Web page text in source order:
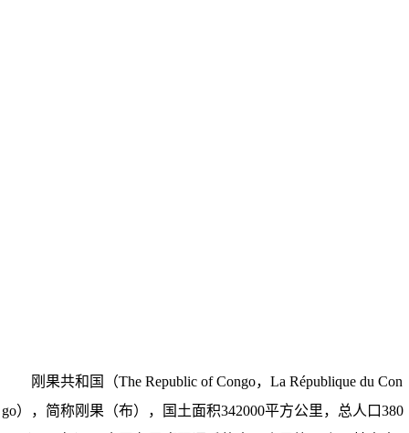
刚果共和国（The Republic of Congo，La République du Con
go），简称刚果（布），国土面积342000平方公里，总人口380